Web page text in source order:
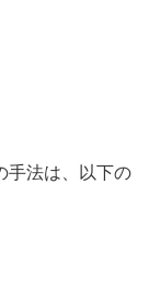
手法は、以下の